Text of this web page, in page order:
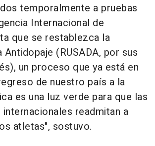
temporalmente a pruebas
Internacional de
que se restablezca la
Antidopaje (RUSADA, por sus
un proceso que ya está en
de nuestro país a la
es una luz verde para que las
readmitan a
atletas", sostuvo.